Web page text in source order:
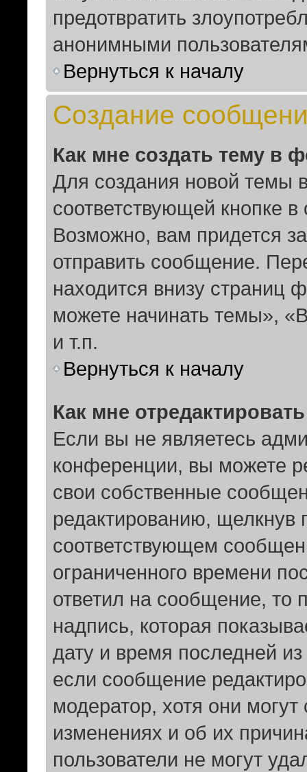
предотвратить
анонимными
Вернуться к началу
Создание
Как мне создать тему в
Для создания новой темы
соответствующей кнопке
Возможно, вам придется
отправить сообщение.
находится внизу
можете начинать темы»,
и т.п.
Вернуться к началу
Как мне
Если вы не являетесь
конференции, вы можете
свои собственные
редактированию, щелкнув
соответствующем
ограниченного времени
ответил на сообщение, то
надпись, которая
дату и время последней
если сообщение
модератор, хотя они
изменениях и об их
пользователи не могут